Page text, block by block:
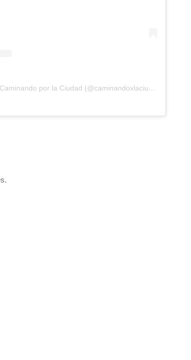
Una publicación compartida de Caminando por la Ciudad (@caminandoxlaciudad)